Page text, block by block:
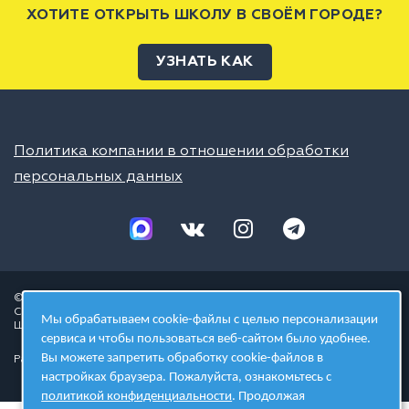
ХОТИТЕ ОТКРЫТЬ ШКОЛУ В СВОЁМ ГОРОДЕ?
УЗНАТЬ КАК
Политика компании в отношении обработки
персональных данных
© 2026 ШЦТ
Сеть центров молодёжного инновационного творчества
Школа цифровых технологий
Разработано в студии
Мы обрабатываем cookie-файлы с целью персонализации
сервиса и чтобы пользоваться веб-сайтом было удобнее.
Вы можете запретить обработку cookie-файлов в
настройках браузера. Пожалуйста, ознакомьтесь с
политикой конфиденциальности. Продолжая